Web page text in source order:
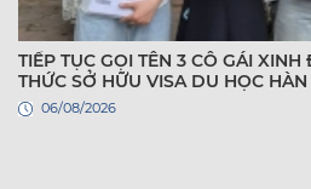
TIẾP TỤC GỌI TÊN 3 CÔ GÁI
THỨC SỞ HỮU VISA DU HỌC
06/08/2026